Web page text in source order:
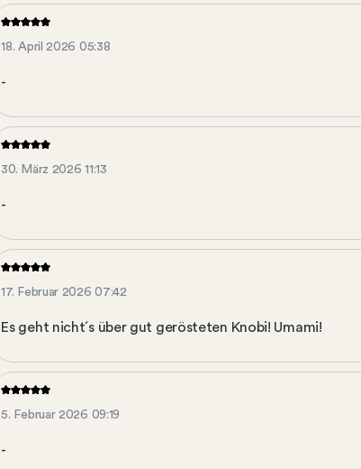
18. April 2026 05:38
-
30. März 2026 11:13
-
17. Februar 2026 07:42
Es geht nicht´s über gut gerösteten Knobi! Umami!
5. Februar 2026 09:19
-